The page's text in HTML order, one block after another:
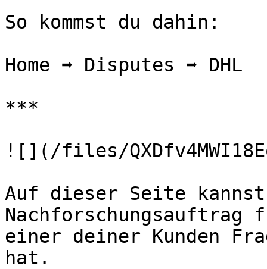
So kommst du dahin:
Home ➡️ Disputes ➡️ DHL
***
![](/files/
Auf dieser Seite
einer deiner Kunden
hat.